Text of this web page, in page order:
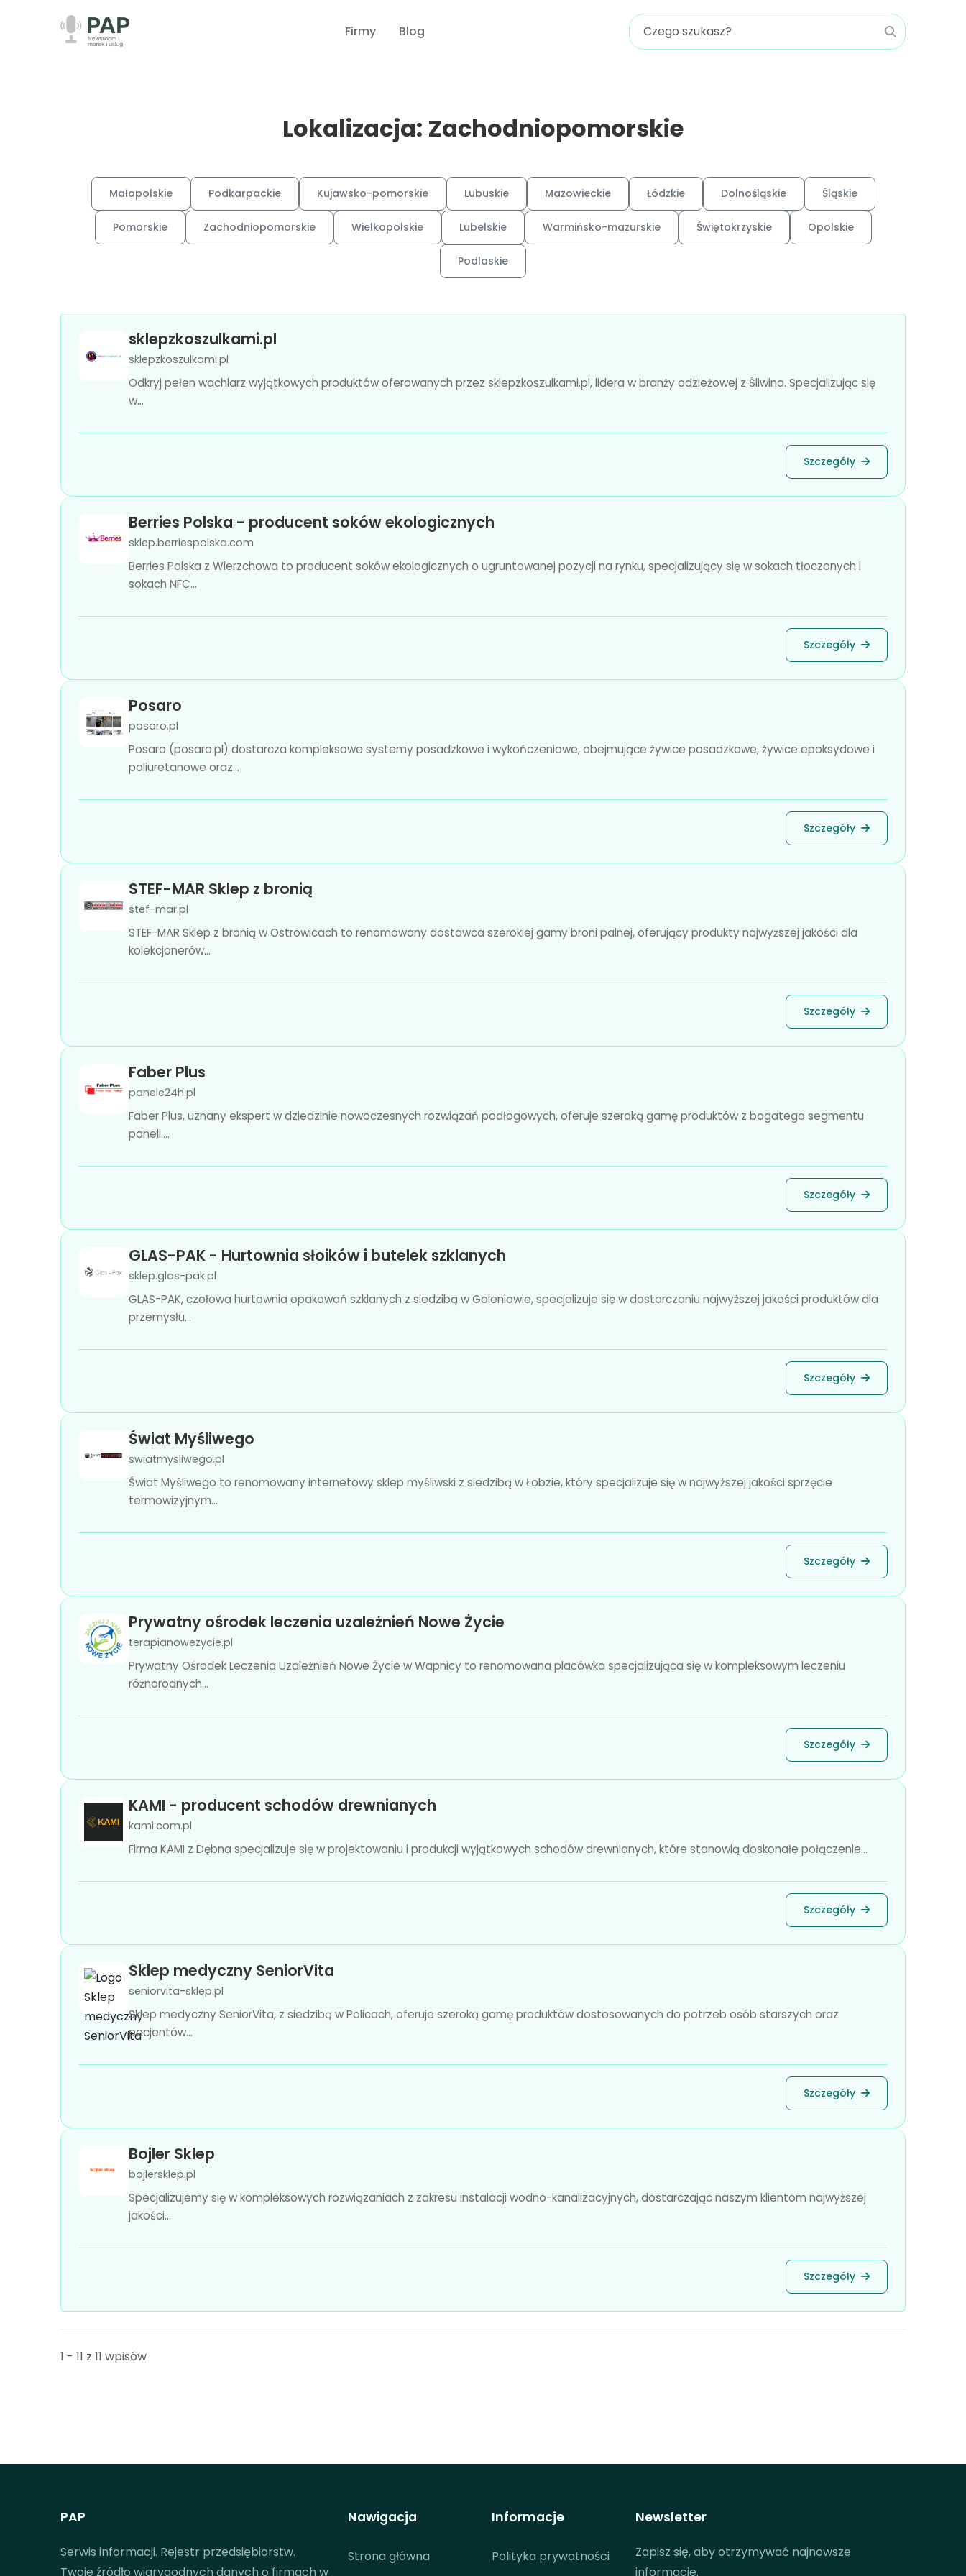
Firmy Blog
Lokalizacja: Zachodniopomorskie
Małopolskie Podkarpackie Kujawsko-pomorskie Lubuskie Mazowieckie Łódzkie Dolnośląskie Śląskie
Pomorskie Zachodniopomorskie Wielkopolskie Lubelskie Warmińsko-mazurskie Świętokrzyskie Opolskie
Podlaskie
sklepzkoszulkami.pl
sklepzkoszulkami.pl
Odkryj pełen wachlarz wyjątkowych produktów oferowanych przez sklepzkoszulkami.pl, lidera w branży odzieżowej z Śliwina. Specjalizując się
w...
Szczegóły
Berries Polska - producent soków ekologicznych
sklep.berriespolska.com
Berries Polska z Wierzchowa to producent soków ekologicznych o ugruntowanej pozycji na rynku, specjalizujący się w sokach tłoczonych i
sokach NFC...
Szczegóły
Posaro
posaro.pl
Posaro (posaro.pl) dostarcza kompleksowe systemy posadzkowe i wykończeniowe, obejmujące żywice posadzkowe, żywice epoksydowe i
poliuretanowe oraz...
Szczegóły
STEF-MAR Sklep z bronią
stef-mar.pl
STEF-MAR Sklep z bronią w Ostrowicach to renomowany dostawca szerokiej gamy broni palnej, oferujący produkty najwyższej jakości dla
kolekcjonerów...
Szczegóły
Faber Plus
panele24h.pl
Faber Plus, uznany ekspert w dziedzinie nowoczesnych rozwiązań podłogowych, oferuje szeroką gamę produktów z bogatego segmentu
paneli....
Szczegóły
GLAS-PAK - Hurtownia słoików i butelek szklanych
sklep.glas-pak.pl
GLAS-PAK, czołowa hurtownia opakowań szklanych z siedzibą w Goleniowie, specjalizuje się w dostarczaniu najwyższej jakości produktów dla
przemysłu...
Szczegóły
Świat Myśliwego
swiatmysliwego.pl
Świat Myśliwego to renomowany internetowy sklep myśliwski z siedzibą w Łobzie, który specjalizuje się w najwyższej jakości sprzęcie
termowizyjnym...
Szczegóły
Prywatny ośrodek leczenia uzależnień Nowe Życie
terapianowezycie.pl
Prywatny Ośrodek Leczenia Uzależnień Nowe Życie w Wapnicy to renomowana placówka specjalizująca się w kompleksowym leczeniu
różnorodnych...
Szczegóły
KAMI - producent schodów drewnianych
kami.com.pl
Firma KAMI z Dębna specjalizuje się w projektowaniu i produkcji wyjątkowych schodów drewnianych, które stanowią doskonałe połączenie...
Szczegóły
Sklep medyczny SeniorVita
seniorvita-sklep.pl
Sklep medyczny SeniorVita, z siedzibą w Policach, oferuje szeroką gamę produktów dostosowanych do potrzeb osób starszych oraz
pacjentów...
Szczegóły
Bojler Sklep
bojlersklep.pl
Specjalizujemy się w kompleksowych rozwiązaniach z zakresu instalacji wodno-kanalizacyjnych, dostarczając naszym klientom najwyższej
jakości...
Szczegóły
1 - 11 z 11 wpisów
PAP
Serwis informacji. Rejestr przedsiębiorstw.
Twoje źródło wiarygodnych danych o firmach w
Nawigacja
Strona główna
Informacje
Polityka prywatności
Newsletter
Zapisz się, aby otrzymywać najnowsze
informacje.